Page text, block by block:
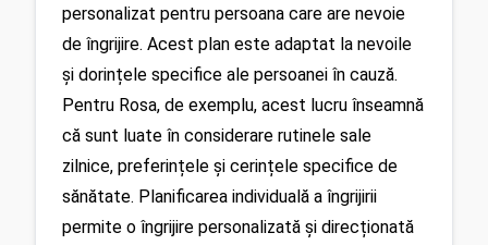
personalizat pentru persoana care are nevoie
de îngrijire. Acest plan este adaptat la nevoile
și dorințele specifice ale persoanei în cauză.
Pentru Rosa, de exemplu, acest lucru înseamnă
că sunt luate în considerare rutinele sale
zilnice, preferințele și cerințele specifice de
sănătate. Planificarea individuală a îngrijirii
permite o îngrijire personalizată și direcționată